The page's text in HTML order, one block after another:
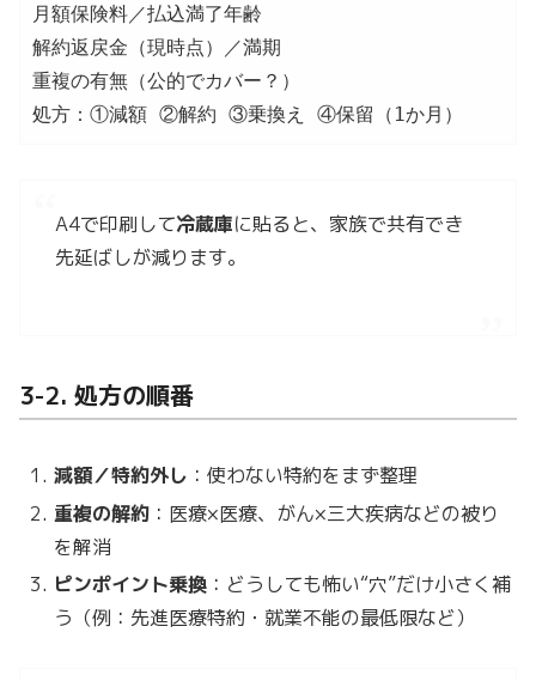
月額保険料／払込満了年齢
解約返戻金（現時点）／満期
重複の有無（公的でカバー？）
A4で印刷して冷蔵庫に貼ると、家族で共有でき
先延ばしが減ります。
3-2. 処方の順番
減額／特約外し ：使わない特約をまず整理
重複の解約 ：医療×医療、がん×三大疾病などの被り
を解消
ピンポイント乗換 ：どうしても怖い“穴”だけ小さく補
う（例：先進医療特約・就業不能の最低限など）